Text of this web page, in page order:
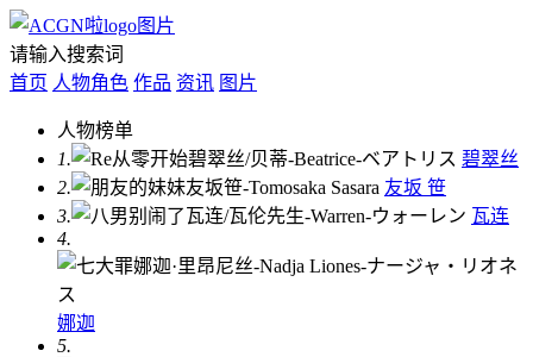
请输入搜索词
首页 人物角色 作品 资讯 图片
人物榜单
1.
碧翠丝
2.
友坂 笹
3.
瓦连
4.
娜迦
5.